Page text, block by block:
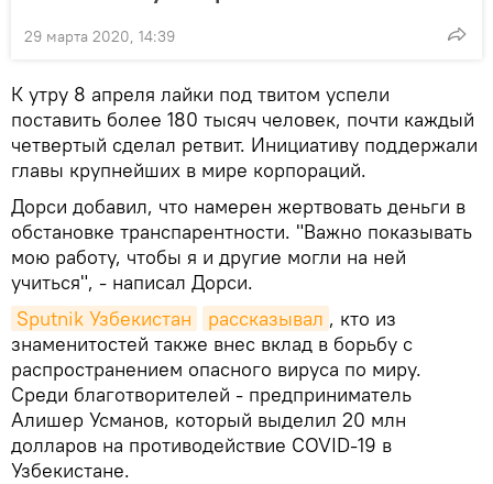
29 марта 2020, 14:39
К утру 8 апреля лайки под твитом успели
поставить более 180 тысяч человек, почти каждый
четвертый сделал ретвит. Инициативу поддержали
главы крупнейших в мире корпораций.
Дорси добавил, что намерен жертвовать деньги в
обстановке транспарентности. "Важно показывать
мою работу, чтобы я и другие могли на ней
учиться", - написал Дорси.
Sputnik Узбекистан
рассказывал , кто из
знаменитостей также внес вклад в борьбу с
распространением опасного вируса по миру.
Среди благотворителей - предприниматель
Алишер Усманов, который выделил 20 млн
долларов на противодействие COVID-19 в
Узбекистане.